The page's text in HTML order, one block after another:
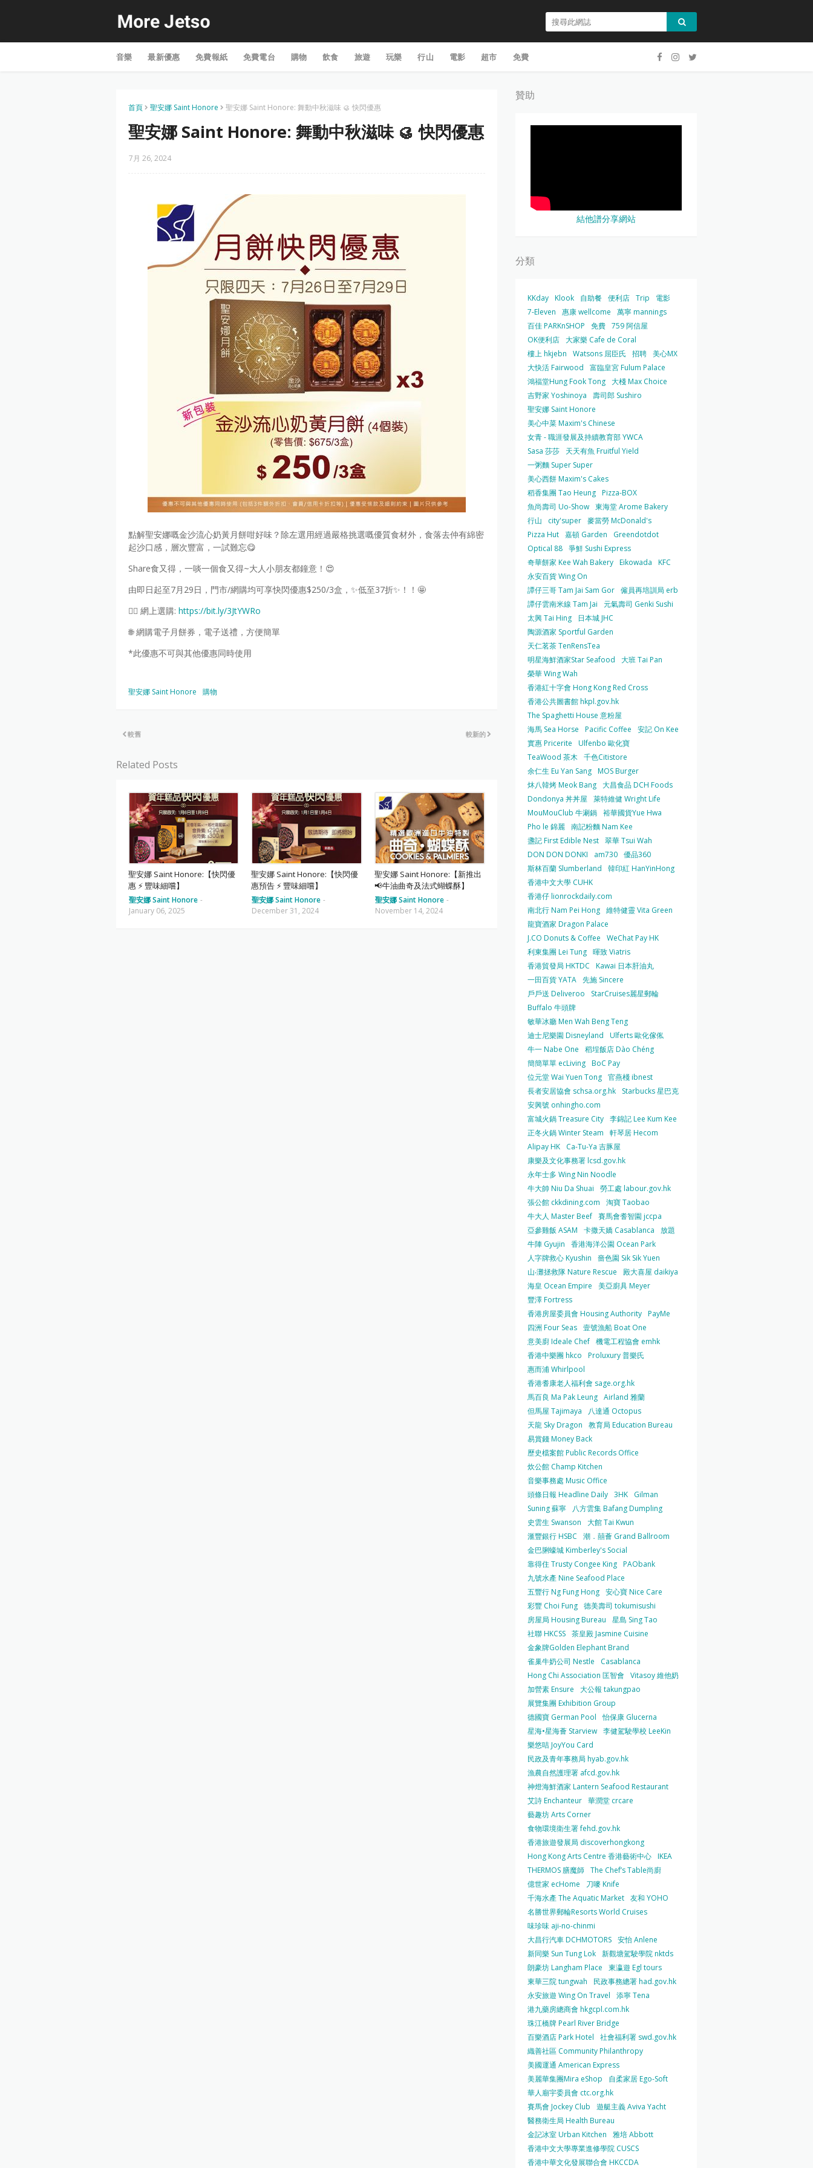
音樂 最新優惠 免費報紙 免費電台 購物 飲食 旅遊 玩樂 行山 電影 超市 免費
首頁 聖安娜 Saint Honore 聖安娜 Saint Honore: 舞動中秋滋味 🥮 快閃優惠
聖安娜 Saint Honore: 舞動中秋滋味 🥮 快閃優惠
7月 26, 2024
點解聖安娜嘅金沙流心奶黃月餅咁好味？除左選用經過嚴格挑選嘅優質食材外，食落去仲有綿密
起沙口感，層次豐富，一試難忘😋
Share食又得，一啖一個食又得~大人小朋友都鐘意！😍
由即日起至7月29日，門市/網購均可享快閃優惠$250/3盒，✨低至37折✨！！🤩
👉🏻 網上選購: https://bit.ly/3JtYWRo
🌐 網購電子月餅券，電子送禮，方便簡單
*此優惠不可與其他優惠同時使用
聖安娜 Saint Honore 購物
較新的
較舊
Related Posts
聖安娜 Saint Honore:【快閃優
惠 ⚡ 豐味細嚐】
聖安娜 Saint Honore -
January 06, 2025
聖安娜 Saint Honore:【快閃優
惠預告 ⚡ 豐味細嚐】
聖安娜 Saint Honore -
December 31, 2024
聖安娜 Saint Honore:【新推出
📢牛油曲奇及法式蝴蝶酥】
聖安娜 Saint Honore -
November 14, 2024
贊助
結他譜分享網站
分類
KKday Klook 自助餐 便利店 Trip
電影
7-Eleven
惠康 wellcome
萬寧 mannings
百佳 PARKnSHOP
免費 759 阿信屋
OK便利店 大家樂 Cafe de Coral
樓上 hkjebn
Watsons 屈臣氏 招聘 美心MX
大快活 Fairwood
富臨皇宮 Fulum Palace
鴻福堂Hung Fook Tong 大棧 Max Choice
吉野家 Yoshinoya
壽司郎 Sushiro
聖安娜 Saint Honore
美心中菜 Maxim's Chinese
女青 - 職涯發展及持續教育部 YWCA
Sasa 莎莎
天天有魚 Fruitful Yield
一粥麵 Super Super
美心西餅 Maxim's Cakes
稻香集團 Tao Heung Pizza-BOX
魚尚壽司 Uo-Show 東海堂 Arome Bakery
行山
city'super 麥當勞 McDonald's
Pizza Hut 嘉頓 Garden
Greendotdot
Optical 88 爭鮮 Sushi Express
奇華餅家 Kee Wah Bakery Eikowada
KFC
永安百貨 Wing On
譚仔三哥 Tam Jai Sam Gor 僱員再培訓局 erb
譚仔雲南米線 Tam Jai
元氣壽司 Genki Sushi
太興 Tai Hing
日本城 JHC
陶源酒家 Sportful Garden
天仁茗茶 TenRensTea
明星海鮮酒家Star Seafood
大班 Tai Pan
榮華 Wing Wah
香港紅十字會 Hong Kong Red Cross
香港公共圖書館 hkpl.gov.hk
The Spaghetti House 意粉屋
海馬 Sea Horse
Pacific Coffee
安記 On Kee
實惠 Pricerite
Ulfenbo 歐化寶
TeaWood 茶木 千色Citistore
余仁生 Eu Yan Sang MOS Burger
炑八韓烤 Meok Bang 大昌食品 DCH Foods
Dondonya 丼丼屋
萊特維健 Wright Life
MouMouClub 牛涮鍋 裕華國貨Yue Hwa
Pho le 錦麗 南記粉麵 Nam Kee
盞記 First Edible Nest 翠華 Tsui Wah
DON DON DONKI
am730 優品360
斯林百蘭 Slumberland
韓印紅 HanYinHong
香港中文大學 CUHK
香港仔 lionrockdaily.com
南北行 Nam Pei Hong 維特健靈 Vita Green
龍寶酒家 Dragon Palace
J.CO Donuts & Coffee
WeChat Pay HK
利東集團 Lei Tung 暉致 Viatris
香港貿發局 HKTDC
Kawai 日本肝油丸
一田百貨 YATA 先施 Sincere
戶戶送 Deliveroo
StarCruises麗星郵輪
Buffalo 牛頭牌
敏華冰廳 Men Wah Beng Teng
迪士尼樂園 Disneyland
Ulferts 歐化傢俬
牛一 Nabe One
稻埕飯店 Dào Chéng
簡簡單單 ecLiving BoC Pay
位元堂 Wai Yuen Tong 官燕棧 ibnest
長者安居協會 schsa.org.hk
Starbucks 星巴克
安興號 onhingho.com
富城火鍋 Treasure City 李錦記 Lee Kum Kee
正冬火鍋 Winter Steam
軒琴居 Hecom
Alipay HK
Ca-Tu-Ya 吉豚屋
康樂及文化事務署 lcsd.gov.hk
永年士多 Wing Nin Noodle
牛大帥 Niu Da Shuai
勞工處 labour.gov.hk
張公館 ckkdining.com
淘寶 Taobao
牛大人 Master Beef 賽馬會耆智園 jccpa
亞參雞飯 ASAM
卡撒天嬌 Casablanca
放題
牛陣 Gyujin
香港海洋公園 Ocean Park
人字牌救心 Kyushin
嗇色園 Sik Sik Yuen
山‧灘拯救隊 Nature Rescue
殿大喜屋 daikiya
海皇 Ocean Empire
美亞廚具 Meyer
豐澤 Fortress
香港房屋委員會 Housing Authority PayMe
四洲 Four Seas 壹號漁船 Boat One
意美廚 Ideale Chef 機電工程協會 emhk
香港中樂團 hkco
Proluxury 普樂氏
惠而浦 Whirlpool
香港耆康老人福利會 sage.org.hk
馬百良 Ma Pak Leung Airland 雅蘭
但馬屋 Tajimaya
八達通 Octopus
天龍 Sky Dragon
教育局 Education Bureau
易賞錢 Money Back
歷史檔案館 Public Records Office
炊公館 Champ Kitchen
音樂事務處 Music Office
頭條日報 Headline Daily 3HK
Gilman
Suning 蘇寧
八方雲集 Bafang Dumpling
史雲生 Swanson
大館 Tai Kwun
滙豐銀行 HSBC
潮．囍薈 Grand Ballroom
金巴脷蠔城 Kimberley's Social
靠得住 Trusty Congee King PAObank
九號水產 Nine Seafood Place
五豐行 Ng Fung Hong 安心寶 Nice Care
彩豐 Choi Fung 德美壽司 tokumisushi
房屋局 Housing Bureau
星島 Sing Tao
社聯 HKCSS 茶皇殿 Jasmine Cuisine
金象牌Golden Elephant Brand
雀巢牛奶公司 Nestle
Casablanca
Hong Chi Association 匡智會
Vitasoy 維他奶
加營素 Ensure
大公報 takungpao
展覽集團 Exhibition Group
德國寶 German Pool
怡保康 Glucerna
星海•星海薈 Starview 李健駕駛學校 LeeKin
樂悠咭 JoyYou Card
民政及青年事務局 hyab.gov.hk
漁農自然護理署 afcd.gov.hk
神燈海鮮酒家 Lantern Seafood Restaurant
艾詩 Enchanteur 華潤堂 crcare
藝趣坊 Arts Corner
食物環境衛生署 fehd.gov.hk
香港旅遊發展局 discoverhongkong
Hong Kong Arts Centre 香港藝術中心 IKEA
THERMOS 膳魔師 The Chef’s Table尚廚
億世家 ecHome
刀嘜 Knife
千海水產 The Aquatic Market 友和 YOHO
名勝世界郵輪Resorts World Cruises
味珍味 aji-no-chinmi
大昌行汽車 DCHMOTORS 安怡 Anlene
新同樂 Sun Tung Lok 新觀塘駕駛學院 nktds
朗豪坊 Langham Place
東瀛遊 Egl tours
東華三院 tungwah
民政事務總署 had.gov.hk
永安旅遊 Wing On Travel
添寧 Tena
港九藥房總商會 hkgcpl.com.hk
珠江橋牌 Pearl River Bridge
百樂酒店 Park Hotel
社會福利署 swd.gov.hk
織善社區 Community Philanthropy
美國運通 American Express
美麗華集團Mira eShop
自柔家居 Ego-Soft
華人廟宇委員會 ctc.org.hk
賽馬會 Jockey Club
遊艇主義 Aviva Yacht
醫務衛生局 Health Bureau
金記冰室 Urban Kitchen
雅培 Abbott
香港中文大學專業進修學院 CUSCS
香港中華文化發展聯合會 HKCCDA